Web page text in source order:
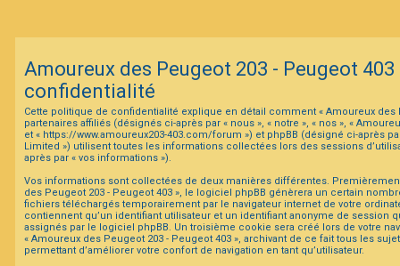
Amoureux des Peugeot 203 - Peugeot
confidentialité
Cette politique de confidentialité explique en détail comment « Amoureux des
partenaires affiliés (désignés ci-après par « nous », « notre », « nos », «
et « https://www.amoureux203-403.com/forum ») et phpBB (désigné ci-après
Limited ») utilisent toutes les informations collectées lors des sessions
après par « vos informations »).
Vos informations sont collectées de deux manières différentes.
des Peugeot 203 - Peugeot 403 », le logiciel phpBB génèrera un certain
fichiers téléchargés temporairement par le navigateur internet de votre
contiennent qu’un identifiant utilisateur et un identifiant anonyme de session
assignés par le logiciel phpBB. Un troisième cookie sera créé lors de votre
« Amoureux des Peugeot 203 - Peugeot 403 », archivant de ce fait tous les
permettant d’améliorer votre confort de navigation en tant qu’utilisateur.